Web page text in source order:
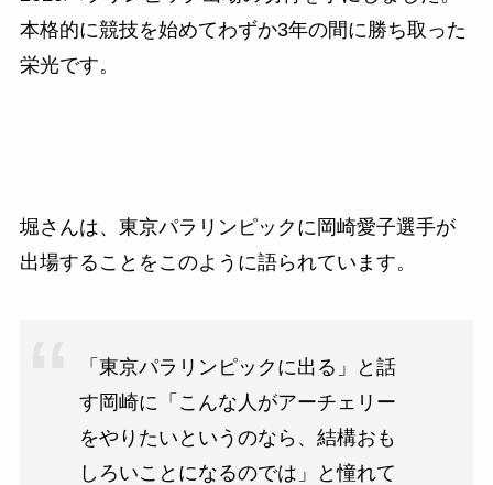
本格的に競技を始めてわずか3年の間に勝ち取った
栄光です。
堀さんは、東京パラリンピックに岡崎愛子選手が
出場することをこのように語られています。
「東京パラリンピックに出る」と話
す岡崎に「こんな人がアーチェリー
をやりたいというのなら、結構おも
しろいことになるのでは」と憧れて